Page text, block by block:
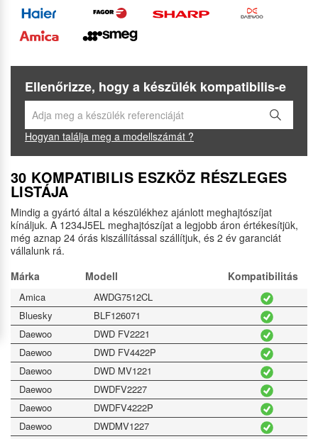
Ellenőrizze, hogy a készülék kompatibilis-e
Hogyan találja meg a modellszámát ?
30 KOMPATIBILIS ESZKÖZ RÉSZLEGES
LISTÁJA
Mindig a gyártó által a készülékhez ajánlott meghajtószíjat
kínáljuk. A 1234J5EL meghajtószíjat a legjobb áron értékesítjük,
még aznap 24 órás kiszállítással szállítjuk, és 2 év garanciát
vállalunk rá.
Márka
Modell Kompatibilitás
Amica
AWDG7512CL
Bluesky
BLF126071
Daewoo
DWD FV2221
Daewoo
DWD FV4422P
Daewoo
DWD MV1221
Daewoo
DWDFV2227
Daewoo
DWDFV4222P
Daewoo
DWDMV1227